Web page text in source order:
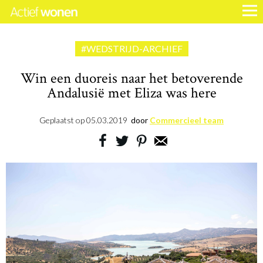
#WEDSTRIJD-ARCHIEF
Win een duoreis naar het betoverende
Andalusië met Eliza was here
Geplaatst op05.03.2019 door Commercieel team